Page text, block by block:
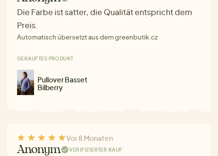
Die Farbe ist satter, die Qualität entspricht dem
Preis.
Automatisch übersetzt aus dem greenbutik.cz
GEKAUFTES PRODUKT
Pullover Basset
Bilberry
Vor 8 Monaten
Anonym VERIFIZIERTER KAUF